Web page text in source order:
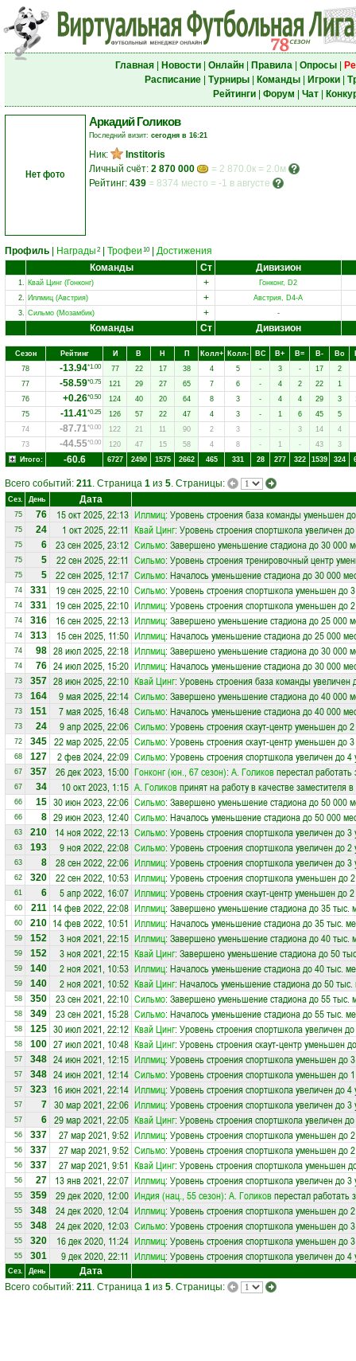
Главная| Новости| Онлайн| Правила| Опросы|
Расписание| Турниры| Команды| Игроки|
Рейтинги| Форум Чат|
Нет фото
Аркадий Голиков
Последний визит: сегодня в 16:21
Ник:
Institoris
Личный счёт: 2 870 000
= 2 870.0к = 2.0м
Рейтинг: 439 = 8374 место = -1 в августе
Профиль Награды 2 Трофеи 10| Достижения
Команды
Ст Дивизион
1. Квай Цинг (Гонконг) +
Гонконг, D2
2. Иллмиц (Австрия) +
Австрия, D4-A
3. Сильмо (Мозамбик) + -
Команды Ст Дивизион
Сезон Рейтинг И В Н П Колл+ Колл- ВC В+ В= В- Вo
78
-13.94*1.00 77 22 17 38 4 5 - 3 - 17
2
77
-58.59*0.75 121 29 27 65 7 6 - 4 2 22
1
76
+0.26*0.50 124 40 20 64 8 3 - 4 4 29 3
75
-11.41*0.25 126 57 22 47 4 3 - 1 6 45
5
74
-87.71*0.00 122 21 11 90 2 3 - - 3 14
4
73
-44.55*0.00 120 47 15 58 4 8 - 1 - 43
3
Итого:
-60.6 6727 2490 1575 2662 465 331 28 277 322 1539 324
Всего событий: 211. Страница 1 из 5. Страницы:
Сез. День Дата
75 76 15 окт 2025, 22:13 Иллмиц: Уровень строения база команды уменьшен
75 24 1 окт 2025, 22:11 Квай Цинг: Уровень строения спортшкола увеличен
75 6 23 сен 2025, 23:12 Сильмо: Завершено уменьшение стадиона до 30 000
75 5 22 сен 2025, 22:11 Сильмо: Уровень строения тренировочный центр
75 5 22 сен 2025, 12:17 Сильмо: Началось уменьшение стадиона до 30 000
74 331 19 сен 2025, 22:10 Сильмо: Уровень строения спортшкола уменьшен до
74 331 19 сен 2025, 22:10 Иллмиц: Уровень строения спортшкола уменьшен до
74 316 16 сен 2025, 22:13 Иллмиц: Завершено уменьшение стадиона до 25 000
74 313 15 сен 2025, 11:50 Иллмиц: Началось уменьшение стадиона до 25 000
74 98 28 июл 2025, 22:18 Иллмиц: Завершено уменьшение стадиона до 30 000
74 76 24 июл 2025, 15:20 Иллмиц: Началось уменьшение стадиона до 30 000
73 357 28 июн 2025, 22:10 Квай Цинг: Уровень строения база команды увеличен
73 164 9 мая 2025, 22:14 Сильмо: Завершено уменьшение стадиона до 40 000
73 151 7 мая 2025, 16:48 Сильмо: Началось уменьшение стадиона до 40 000
73 24 9 апр 2025, 22:06 Сильмо: Уровень строения скаут-центр уменьшен до
72 345 22 мар 2025, 22:05 Сильмо: Уровень строения скаут-центр уменьшен до
68 127 2 фев 2024, 22:09 Сильмо: Уровень строения спортшкола увеличен до 4
67 357 26 дек 2023, 15:00 Гонконг (юн., 67 сезон): А. Голиковперестал
67 34 10 окт 2023, 1:15 А. Голиковпринят на работу в качестве заместителя
66 15 30 июн 2023, 22:06 Сильмо: Завершено уменьшение стадиона до 50 000
66 8 29 июн 2023, 12:40 Сильмо: Началось уменьшение стадиона до 50 000
63 210 14 ноя 2022, 22:13 Сильмо: Уровень строения спортшкола увеличен до 3
63 193 9 ноя 2022, 22:08 Сильмо: Уровень строения спортшкола увеличен до 2
63 8 28 сен 2022, 22:06 Иллмиц: Уровень строения спортшкола увеличен до 3
62 320 22 сен 2022, 10:53 Иллмиц: Уровень строения спортшкола уменьшен до
61 6 5 апр 2022, 16:07 Иллмиц: Уровень строения скаут-центр уменьшен до
60 211 14 фев 2022, 22:08 Иллмиц: Завершено уменьшение стадиона до 35 тыс.
60 210 14 фев 2022, 10:51 Иллмиц: Началось уменьшение стадиона до 35 тыс.
59 152 3 ноя 2021, 22:15 Иллмиц: Завершено уменьшение стадиона до 40 тыс.
59 152 3 ноя 2021, 22:15 Квай Цинг: Завершено уменьшение стадиона до 50
59 140 2 ноя 2021, 10:53 Иллмиц: Началось уменьшение стадиона до 40 тыс.
59 140 2 ноя 2021, 10:52 Квай Цинг: Началось уменьшение стадиона до 50 тыс.
58 350 23 сен 2021, 22:10 Сильмо: Завершено уменьшение стадиона до 55 тыс.
58 349 23 сен 2021, 15:28 Сильмо: Началось уменьшение стадиона до 55 тыс.
58 125 30 июл 2021, 22:12 Квай Цинг: Уровень строения спортшкола увеличен
58 100 27 июл 2021, 10:48 Квай Цинг: Уровень строения скаут-центр уменьшен
57 348 24 июн 2021, 12:15 Иллмиц: Уровень строения спортшкола уменьшен до
57 348 24 июн 2021, 12:14 Сильмо: Уровень строения спортшкола уменьшен до
57 323 16 июн 2021, 22:14 Иллмиц: Уровень строения спортшкола увеличен до 4
57 7 30 мар 2021, 22:06 Иллмиц: Уровень строения спортшкола увеличен до 3
57 6 29 мар 2021, 22:05 Квай Цинг: Уровень строения спортшкола увеличен
56 337 27 мар 2021, 9:52 Иллмиц: Уровень строения спортшкола уменьшен до
56 337 27 мар 2021, 9:52 Сильмо: Уровень строения спортшкола уменьшен до
56 337 27 мар 2021, 9:51 Квай Цинг: Уровень строения спортшкола уменьшен
56 27 13 янв 2021, 22:07 Иллмиц: Уровень строения спортшкола увеличен до 3
55 359 29 дек 2020, 12:00 Индия (нац., 55 сезон): А. Голиковперестал работать
55 348 24 дек 2020, 12:04 Иллмиц: Уровень строения спортшкола уменьшен до
55 348 24 дек 2020, 12:03 Сильмо: Уровень строения спортшкола уменьшен до
55 320 16 дек 2020, 11:24 Иллмиц: Уровень строения спортшкола уменьшен до
55 301 9 дек 2020, 22:11 Иллмиц: Уровень строения спортшкола увеличен до 4
Сез. День
Дата
Всего событий: 211. Страница 1 из 5. Страницы: